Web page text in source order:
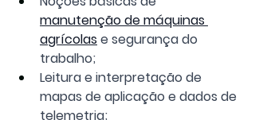
manutenção de máquinas
agrícolas e segurança do
trabalho;
Leitura e interpretação de
mapas de aplicação e dados de
telemetria;